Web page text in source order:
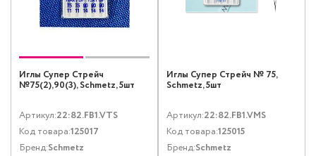
Иглы Супер Стрейч
№75(2),90(3), Schmetz, 5шт
Артикул:22:82.FB1.VTS
Код товара:125017
Бренд:Schmetz
Иглы Супер Стрейч № 75,
Schmetz, 5шт
Артикул:22:82.FB1.VMS
Код товара:125015
Бренд:Schmetz